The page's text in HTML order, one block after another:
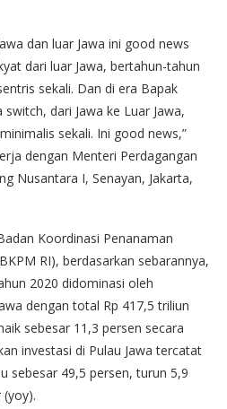
dan luar Jawa ini good news
dari luar Jawa, bertahun-tahun
sekali. Dan di era Bapak
dari Jawa ke Luar Jawa,
sekali. Ini good news,”
dengan Menteri Perdagangan
Nusantara I, Senayan, Jakarta,
Koordinasi Penanaman
RI), berdasarkan sebarannya,
2020 didominasi oleh
dengan total Rp 417,5 triliun
sebesar 11,3 persen secara
investasi di Pulau Jawa tercatat
sebesar 49,5 persen, turun 5,9